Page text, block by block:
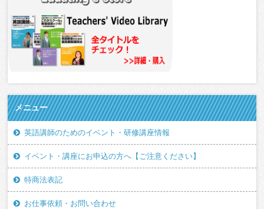
メニュー
英語講師のためのイベント・研修講座情報
イベント・講座にお申込の方へ【ご注意ください】
特商法表記
お仕事依頼・お問い合わせ